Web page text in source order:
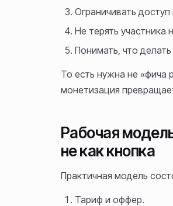
Ограничивать
Не терять участника
Понимать, что
То есть нужна не «фича
монетизация
Рабочая
не как кнопка
Практичная модель
Тариф и оффер.